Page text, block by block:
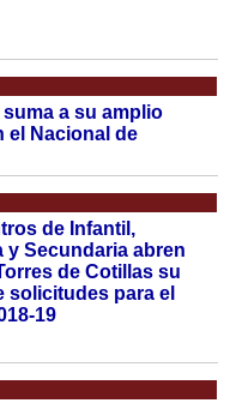
a su amplio
el Nacional de
de Infantil,
y Secundaria abren
de Cotillas su
solicitudes para el
19